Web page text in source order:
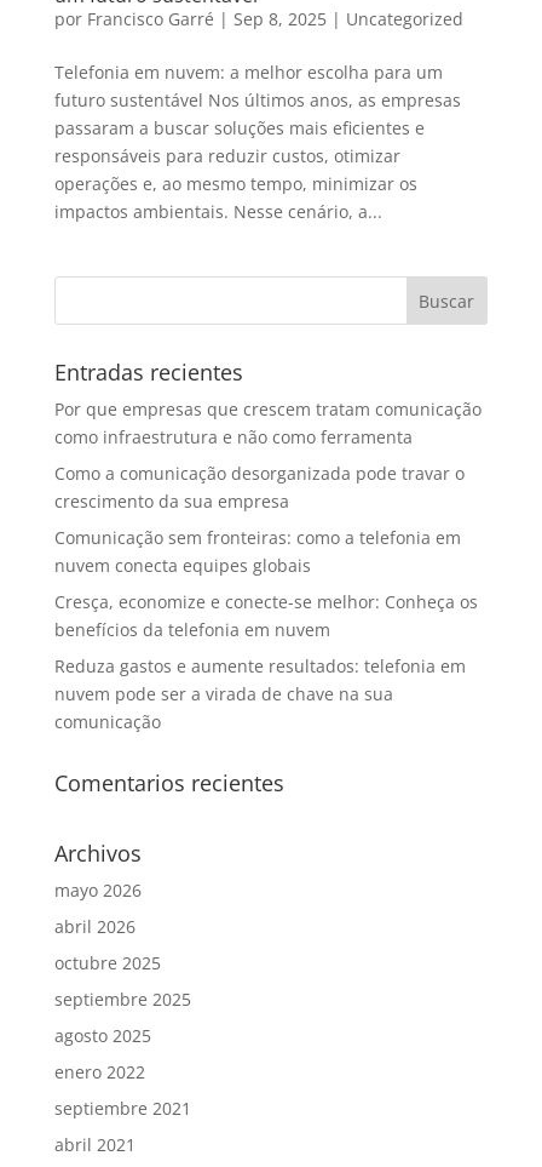
por Francisco Garré | Sep 8, 2025| Uncategorized
Telefonia em nuvem: a melhor escolha para um
futuro sustentável Nos últimos anos, as empresas
passaram a buscar soluções mais eficientes e
responsáveis para reduzir custos, otimizar
operações e, ao mesmo tempo, minimizar os
impactos ambientais. Nesse cenário, a...
Entradas recientes
Por que empresas que crescem tratam comunicação
como infraestrutura e não como ferramenta
Como a comunicação desorganizada pode travar o
crescimento da sua empresa
Comunicação sem fronteiras: como a telefonia em
nuvem conecta equipes globais
Cresça, economize e conecte-se melhor: Conheça os
benefícios da telefonia em nuvem
Reduza gastos e aumente resultados: telefonia em
nuvem pode ser a virada de chave na sua
comunicação
Comentarios recientes
Archivos
mayo 2026
abril 2026
octubre 2025
septiembre 2025
agosto 2025
enero 2022
septiembre 2021
abril 2021